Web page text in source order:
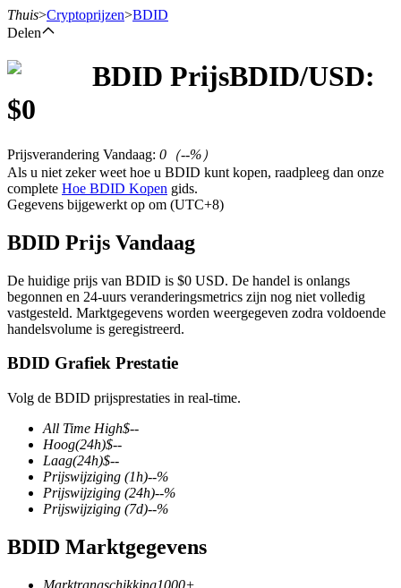
Termijncontracten
Futures met USDT als onderpand
COIN-M-futures
Cryptocurrency-futures
TradFi
Thuis>Cryptoprijzen>BDID
Delen
BDID PrijsBDID/USD:
$0
Prijsverandering Vandaag: 0 （--%）
Als u niet zeker weet hoe u BDID kunt kopen, raadpleeg dan onze
complete Hoe BDID Kopen gids.
Gegevens bijgewerkt op om (UTC+8)
BDID Prijs Vandaag
De huidige prijs van BDID is $0 USD. De handel is onlangs
begonnen en 24-uurs veranderingsmetrics zijn nog niet volledig
vastgesteld. Marktgegevens worden weergegeven zodra voldoende
handelsvolume is geregistreerd.
BDID Grafiek Prestatie
Volg de BDID prijsprestaties in real-time.
All Time High$--
Hoog(24h)$--
Laag(24h)$--
Prijswijziging (1h)--%
Prijswijziging (24h)--%
Prijswijziging (7d)--%
BDID Marktgegevens
Marktrangschikking1000+